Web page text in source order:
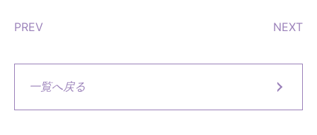
PREV NEXT
一覧へ戻る